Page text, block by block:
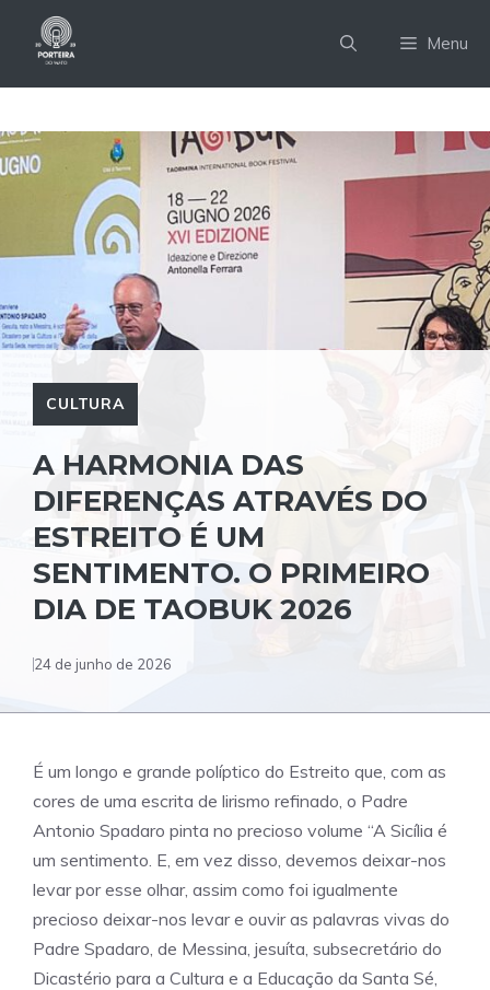
Menu
CULTURA
A HARMONIA DAS
DIFERENÇAS ATRAVÉS DO
ESTREITO É UM
SENTIMENTO. O PRIMEIRO
DIA DE TAOBUK 2026
24 de junho de 2026
É um longo e grande políptico do Estreito que, com as
cores de uma escrita de lirismo refinado, o Padre
Antonio Spadaro pinta no precioso volume “A Sicília é
um sentimento. E, em vez disso, devemos deixar-nos
levar por esse olhar, assim como foi igualmente
precioso deixar-nos levar e ouvir as palavras vivas do
Padre Spadaro, de Messina, jesuíta, subsecretário do
Dicastério para a Cultura e a Educação da Santa Sé,